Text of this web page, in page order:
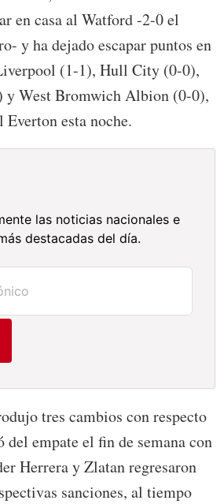
en casa al Watford -2-0 el
y ha dejado escapar puntos en
(1-1), Hull City (0-0),
y West Bromwich Albion (0-0),
Everton esta noche.
las noticias nacionales e
destacadas del día.
tres cambios con respecto
del empate el fin de semana con
Herrera y Zlatan regresaron
sanciones, al tiempo